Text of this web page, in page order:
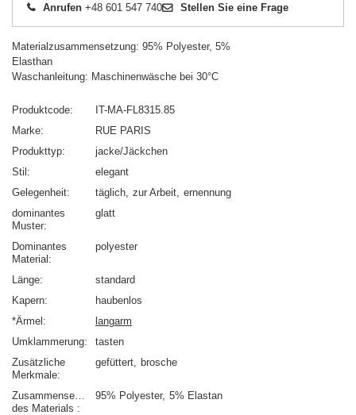
Anrufen +48 601 547 740 Stellen Sie eine Frage
Materialzusammensetzung: 95% Polyester, 5%
Elasthan
Waschanleitung: Maschinenwäsche bei 30°C
Produktcode
IT-MA-FL8315.85
Marke
RUE PARIS
Produkttyp
jacke/Jäckchen
Stil
elegant
Gelegenheit
täglich zur Arbeit ernennung
dominantes
Muster
glatt
Dominantes
Material
polyester
Länge
standard
Kapern
haubenlos
*Ärmel
langarm
Umklammerung
tasten
Zusätzliche
Merkmale
gefüttert brosche
Zusammensetzung
des Materials
95% Polyester 5% Elastan